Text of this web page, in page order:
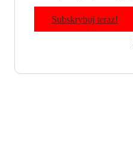
Subskrybuj teraz!